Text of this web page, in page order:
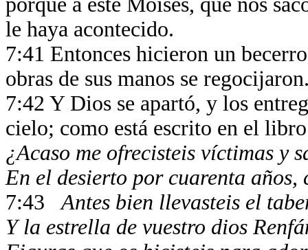
le haya acontecido.
7:41 Entonces hicieron un
obras de sus manos se
7:42 Y Dios se apartó, y los
cielo; como está escrito en el
¿Acaso me ofrecisteis víctimas y
En el desierto por cuarenta
7:43Antes bien llevasteis el
Y la estrella de vuestro dios